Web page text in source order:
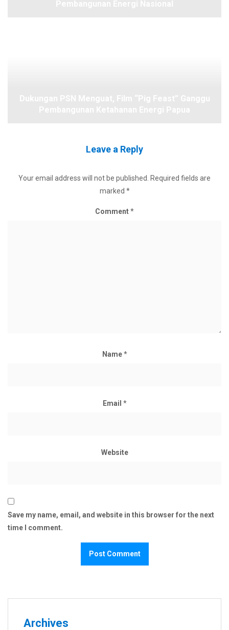
Leave a Reply
Your email address will not be published.
Required fields are
marked *
Comment*
Name*
Email *
Website
Save my name, email, and website in this browser for the next
time I comment.
Archives